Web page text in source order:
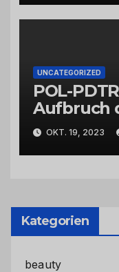
UNCATEGORIZED
POL-
Aufbruch
OKT. 19, 2023
Kategorien
beauty